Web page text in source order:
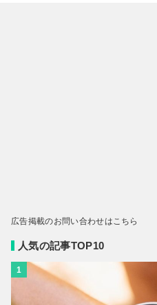
広告掲載のお問い合わせはこちら
人気の記事TOP10
1